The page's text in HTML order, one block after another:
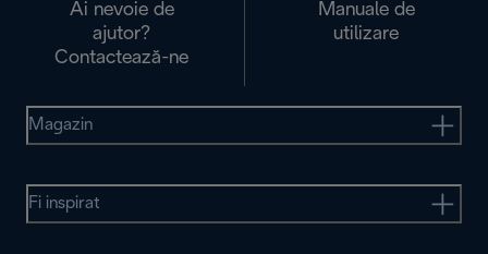
Ai nevoie de
ajutor?
Contactează-ne
Manuale de
utilizare
Magazin
Fi inspirat